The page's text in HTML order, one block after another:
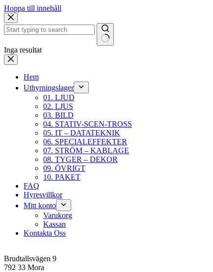
Hoppa till innehåll
Inga resultat
Hem
Uthyrningslager
01. LJUD
02. LJUS
03. BILD
04. STATIV-SCEN-TROSS
05. IT – DATATEKNIK
06. SPECIALEFFEKTER
07. STRÖM – KABLAGE
08. TYGER – DEKOR
09. ÖVRIGT
10. PAKET
FAQ
Hyresvillkor
Mitt konto
Varukorg
Kassan
Kontakta Oss
Brudtallsvägen 9
792 33 Mora